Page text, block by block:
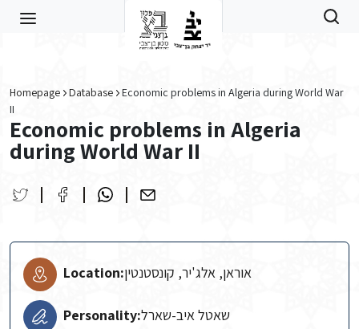
Homepage Database
Economic problems in Algeria during World War
II
Economic problems in Algeria
during World War II
Location:אוראן, אלג'יר, קונסטנטין
Personality:שאטל איב-שארל